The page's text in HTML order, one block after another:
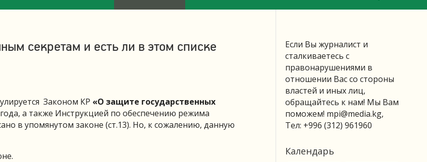
секретам и есть ли в этом списке
Законом КР «О защите государственных
а также Инструкцией по обеспечению режима
в упомянутом законе (ст.13). Но, к сожалению, данную
Если Вы журналист и
сталкиваетесь с
правонарушениями в
отношении Вас со стороны
властей и иных лиц,
обращайтесь к нам! Мы Вам
поможем! mpi@media.kg,
Тел: +996 (312) 961960
Календарь